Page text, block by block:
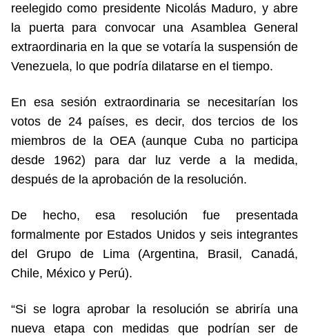
reelegido como presidente Nicolás Maduro, y abre
la puerta para convocar una Asamblea General
extraordinaria en la que se votaría la suspensión de
Venezuela, lo que podría dilatarse en el tiempo.
En esa sesión extraordinaria se necesitarían los
votos de 24 países, es decir, dos tercios de los
miembros de la OEA (aunque Cuba no participa
desde 1962) para dar luz verde a la medida,
después de la aprobación de la resolución.
De hecho, esa resolución fue presentada
formalmente por Estados Unidos y seis integrantes
del Grupo de Lima (Argentina, Brasil, Canadá,
Chile, México y Perú).
“Si se logra aprobar la resolución se abriría una
nueva etapa con medidas que podrían ser de